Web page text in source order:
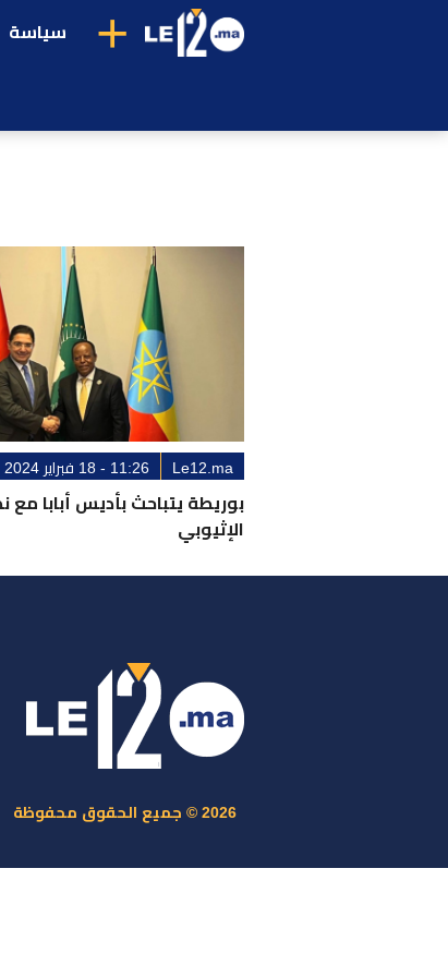
+ سياسة
Le12.ma 11:26 - 18 فبراير 2024
بوريطة يتباحث بأديس أبابا مع
الإثيوبي
2026 © جميع الحقوق محفوظة